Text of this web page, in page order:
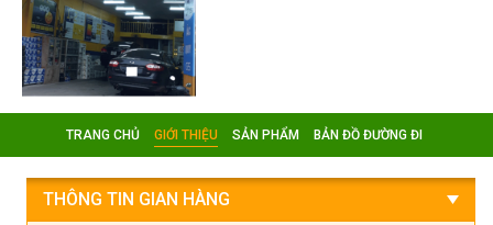
TRANG CHỦ GIỚI THIỆU SẢN PHẨM BẢN ĐỒ ĐƯỜNG ĐI
THÔNG TIN GIAN HÀNG